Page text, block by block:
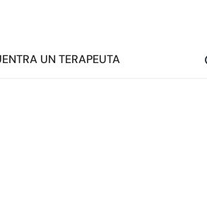
UN TERAPEUTA